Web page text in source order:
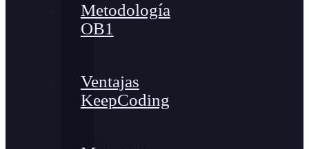
Metodología
OB1
Ventajas
KeepCoding